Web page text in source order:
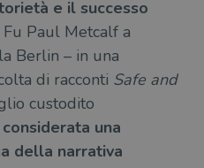
e il successo
Fu Paul Metcalf a
Berlin – in una
di racconti Safe and
custodito
una
della narrativa
.illibraio.it